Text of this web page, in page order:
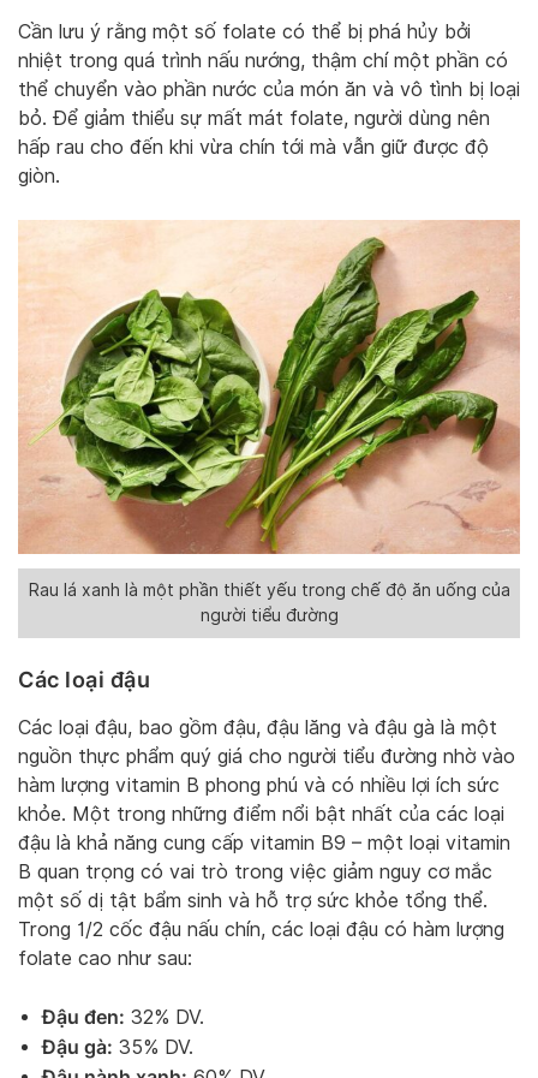
Cần lưu ý rằng một số folate có thể bị phá hủy bởi
nhiệt trong quá trình nấu nướng, thậm chí một phần có
thể chuyển vào phần nước của món ăn và vô tình bị loại
bỏ. Để giảm thiểu sự mất mát folate, người dùng nên
hấp rau cho đến khi vừa chín tới mà vẫn giữ được độ
giòn.
Rau lá xanh là một phần thiết yếu trong chế độ ăn uống của
người tiểu đường
Các loại đậu
Các loại đậu, bao gồm đậu, đậu lăng và đậu gà là một
nguồn thực phẩm quý giá cho người tiểu đường nhờ vào
hàm lượng vitamin B phong phú và có nhiều lợi ích sức
khỏe. Một trong những điểm nổi bật nhất của các loại
đậu là khả năng cung cấp vitamin B9 – một loại vitamin
B quan trọng có vai trò trong việc giảm nguy cơ mắc
một số dị tật bẩm sinh và hỗ trợ sức khỏe tổng thể.
Trong 1/2 cốc đậu nấu chín, các loại đậu có hàm lượng
folate cao như sau:
Đậu đen: 32% DV.
Đậu gà: 35% DV.